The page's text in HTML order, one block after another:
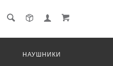
НАУШНИКИ